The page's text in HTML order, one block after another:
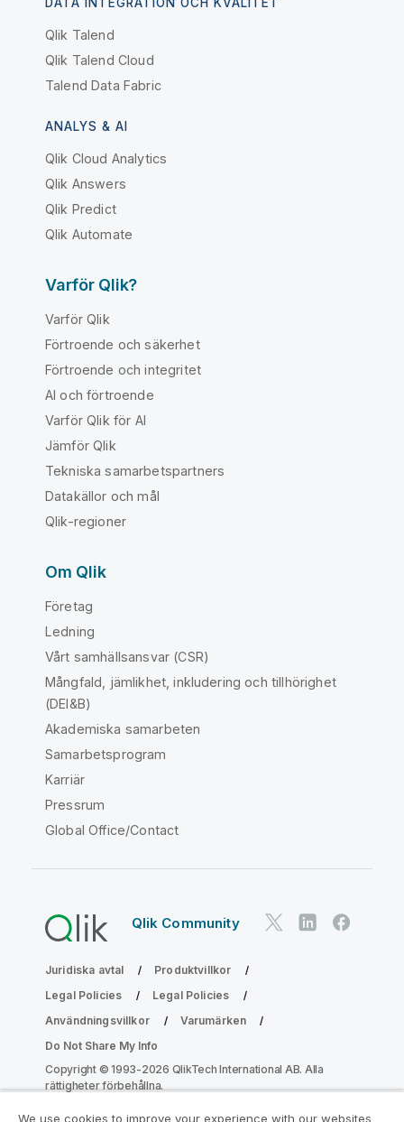
DATA INTEGRATION OCH KVALITET
Qlik Talend
Qlik Talend Cloud
Talend Data Fabric
ANALYS & AI
Qlik Cloud Analytics
Qlik Answers
Qlik Predict
Qlik Automate
Varför Qlik?
Varför Qlik
Förtroende och säkerhet
Förtroende och integritet
AI och förtroende
Varför Qlik för AI
Jämför Qlik
Tekniska samarbetspartners
Datakällor och mål
Qlik-regioner
Om Qlik
Företag
Ledning
Vårt samhällsansvar (CSR)
Mångfald, jämlikhet, inkludering och tillhörighet
(DEI&B)
Akademiska samarbeten
Samarbetsprogram
Karriär
Pressrum
Global Office/Contact
Qlik Community
Juridiska avtal
Produktvillkor
Legal Policies
Legal Policies
Användningsvillkor
Varumärken
Do Not Share My Info
Copyright © 1993-2026 QlikTech International AB. Alla
rättigheter förbehållna.
We use cookies to improve your experience with our websites